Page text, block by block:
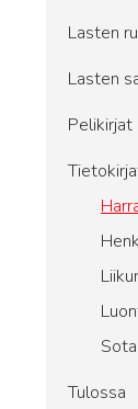
Lasten
Lasten
Pelikirjat
Tulossa